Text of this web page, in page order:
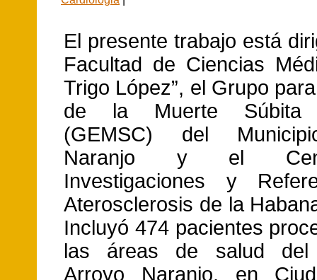
El presente trabajo está
Facultad de Ciencias
Trigo López”, el Grupo
de la Muerte Súbita
(GEMSC) del
Naranjo y el
Investigaciones y
Aterosclerosis de la
Incluyó 474 pacientes
las áreas de salud del
Arroyo Naranjo, en